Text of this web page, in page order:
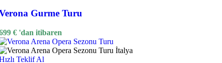
Gurme Turu
€ 'dan itibaren
Teklif Al